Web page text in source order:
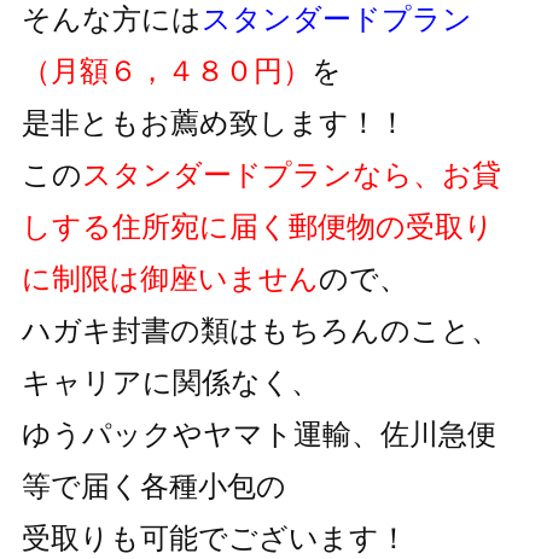
そんな方には スタンダードプラン
（月額６，４８０円） を
是非ともお薦め致します！！
この スタンダードプランなら、お貸
しする住所宛に届く郵便物の受取り
に制限は御座いませんので、
ハガキ封書の類はもちろんのこと、
キャリアに関係なく、
ゆうパックやヤマト運輸、佐川急便
等で届く各種小包の
受取りも可能でございます！